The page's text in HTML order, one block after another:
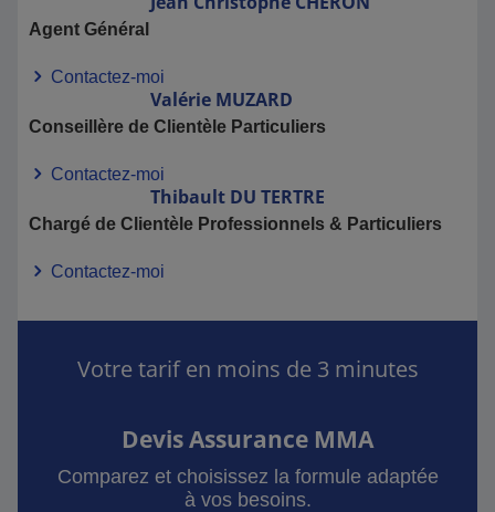
Agent Général
Contactez-moi
Valérie MUZARD
Conseillère de Clientèle Particuliers
Contactez-moi
Thibault DU TERTRE
Chargé de Clientèle Professionnels & Particuliers
Contactez-moi
Votre tarif en moins de 3 minutes
Devis Assurance MMA
Comparez et choisissez la formule adaptée
à vos besoins.